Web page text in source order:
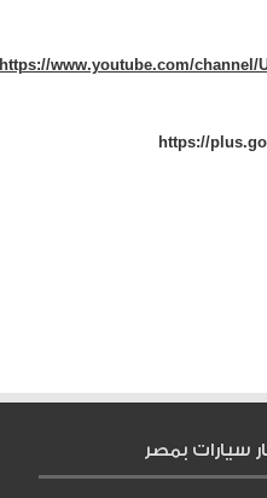
https://www.youtube.com/channel/
https://
سيارات بمصر